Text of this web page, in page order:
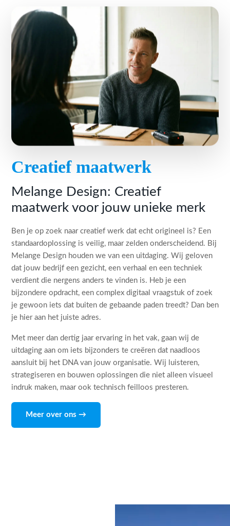
Creatief maatwerk
Melange Design: Creatief
maatwerk voor jouw unieke merk
Ben je op zoek naar creatief werk dat echt origineel is? Een
standaardoplossing is veilig, maar zelden onderscheidend. Bij
Melange Design houden we van een uitdaging. Wij geloven
dat jouw bedrijf een gezicht, een verhaal en een techniek
verdient die nergens anders te vinden is. Heb je een
bijzondere opdracht, een complex digitaal vraagstuk of zoek
je gewoon iets dat buiten de gebaande paden treedt? Dan ben
je hier aan het juiste adres.
Met meer dan dertig jaar ervaring in het vak, gaan wij de
uitdaging aan om iets bijzonders te creëren dat naadloos
aansluit bij het DNA van jouw organisatie. Wij luisteren,
strategiseren en bouwen oplossingen die niet alleen visueel
indruk maken, maar ook technisch feilloos presteren.
Meer over ons →